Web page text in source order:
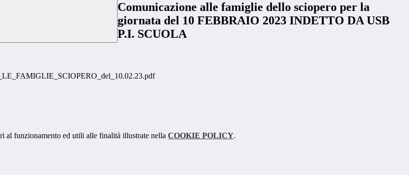
Comunicazione alle famiglie dello sciopero per la
giornata del 10 FEBBRAIO 2023 INDETTO DA USB
P.I. SCUOLA
al funzionamento ed utili alle finalità illustrate nella COOKIE POLICY.